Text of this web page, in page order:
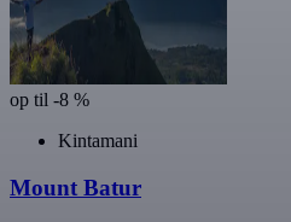
op til -8 %
Kintamani
Mount Batur